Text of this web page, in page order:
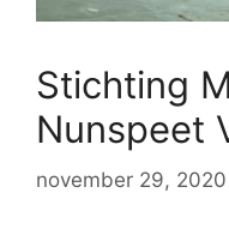
Stichting
Nunspeet
november 29, 2020